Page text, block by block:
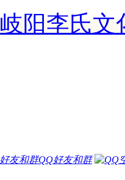
岐阳李氏文
QQ好友和群